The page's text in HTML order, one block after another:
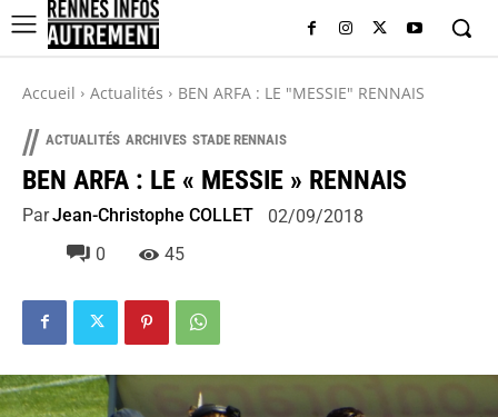
Accueil Actualités BEN ARFA : LE "MESSIE" RENNAIS
// ACTUALITÉS ARCHIVES STADE RENNAIS
BEN ARFA : LE « MESSIE » RENNAIS
ParJean-Christophe COLLET
02/09/2018
0
45